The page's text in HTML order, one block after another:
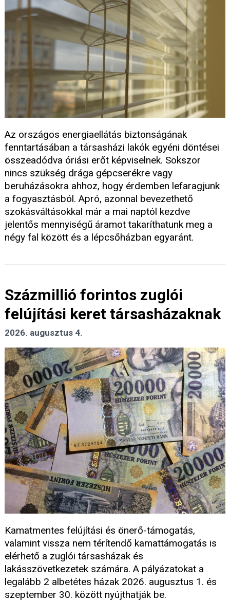
Az országos energiaellátás biztonságának
fenntartásában a társasházi lakók egyéni döntései
összeadódva óriási erőt képviselnek. Sokszor
nincs szükség drága gépcserékre vagy
beruházásokra ahhoz, hogy érdemben lefaragjunk
a fogyasztásból. Apró, azonnal bevezethető
szokásváltásokkal már a mai naptól kezdve
jelentős mennyiségű áramot takaríthatunk meg a
négy fal között és a lépcsőházban egyaránt.
Százmillió forintos zuglói
felújítási keret társasházaknak
2026. augusztus 4.
Kamatmentes felújítási és önerő-támogatás,
valamint vissza nem térítendő kamattámogatás is
elérhető a zuglói társasházak és
lakásszövetkezetek számára. A pályázatokat a
legalább 2 albetétes házak 2026. augusztus 1. és
szeptember 30. között nyújthatják be.